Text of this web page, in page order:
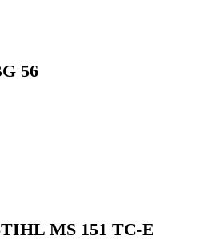
56
MS 151 TC-E